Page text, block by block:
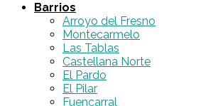
Barrios
Arroyo del Fresno
Montecarmelo
Las Tablas
Castellana Norte
El Pardo
El Pilar
Fuencarral